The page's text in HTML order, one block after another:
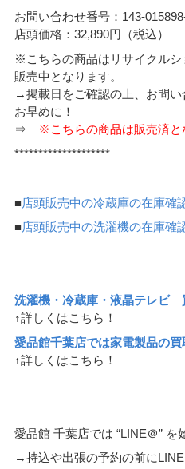
お問い合わせ番号：143-
店頭価格：32,890円（税込）
※こちらの商品はリサイクル
販売中となります。
→掲載日をご確認の上、お問
お早めに！
⇒
※こちらの商品は販売済と
********************
■店頭販売中の冷蔵庫の在庫確
■店頭販売中の洗濯機の在庫確
洗濯機・冷蔵庫・液晶テレビ
↑詳しくはこちら！
愛品館千葉店では家電製品の買
↑詳しくはこちら！
愛品館 千葉店では “LINE＠” を
→持込や出張の予約の前に